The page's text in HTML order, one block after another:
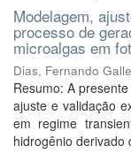
Modelagem,
processo de
microalgas em
Dias, Fernando
Resumo: A
ajuste e validação
em regime
hidrogênio derivado